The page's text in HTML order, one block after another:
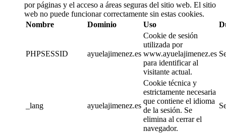
por páginas y el acceso a áreas seguras del sitio web. El sitio
web no puede funcionar correctamente sin estas cookies.
Nombre
Dominio Uso
PHPSESSID ayuelajimenez.es
Cookie de sesión
utilizada por
www.ayuelajimenez.es
para identificar al
visitante actual.
_lang ayuelajimenez.es
Cookie técnica y
estrictamente necesaria
que contiene el idioma
de la sesión. Se
elimina al cerrar el
navegador.